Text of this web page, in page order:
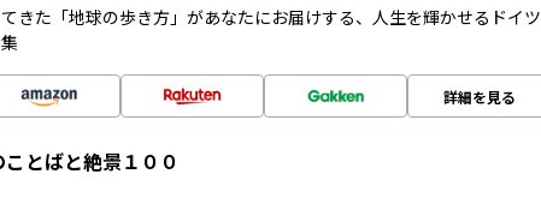
きた「地球の歩き方」があなたにお届けする、人生を輝かせるドイツ
詳細を見る
とばと絶景１００